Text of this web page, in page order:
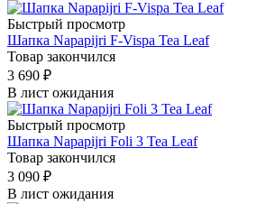
Быстрый просмотр
Шапка Napapijri F-Vispa Tea Leaf
Товар закончился
3 690 ₽
В лист ожидания
Быстрый просмотр
Шапка Napapijri Foli 3 Tea Leaf
Товар закончился
3 090 ₽
В лист ожидания